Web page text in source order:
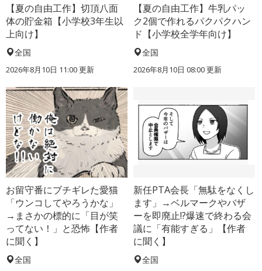
【夏の自由工作】切頂八面
体の貯金箱【小学校3年生以
上向け】
全国
2026年8月10日 11:00更新
【夏の自由工作】牛乳パッ
ク2個で作れるパクパクハン
ド【小学校全学年向け】
全国
2026年8月10日 08:00更新
お留守番にブチギレた愛猫
「ウンコしてやろうかな」
→まさかの標的に「目が笑
ってない！」と恐怖【作者
に聞く】
全国
新任PTA会長「無駄をなくし
ます」→ベルマークやバザ
ーを即廃止!?爆速で終わる会
議に「有能すぎる」【作者
に聞く】
全国